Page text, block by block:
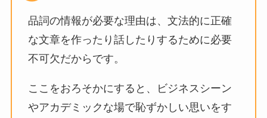
品詞の情報が必要な理由は、文法的に正確
な文章を作ったり話したりするために必要
不可欠だからです。
ここをおろそかにすると、ビジネスシーン
やアカデミックな場で恥ずかしい思いをす